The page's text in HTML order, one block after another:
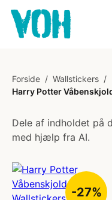
Forside / Wallstickers /
Harry Potter
Dele af indholdet på
med hjælp fra AI.
-27%